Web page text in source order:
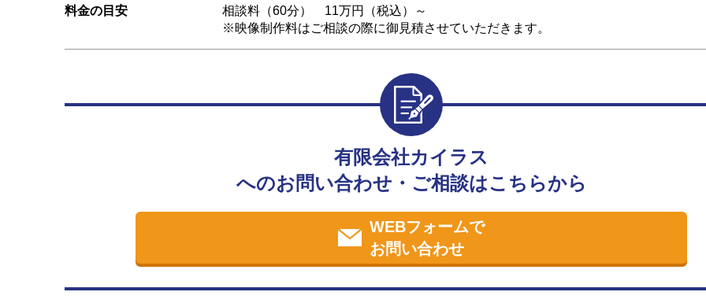
料金の目安
相談料（60分） 11万円（税込）～
※映像制作料はご相談の際に御見積させていただきます。
有限会社カイラス
へのお問い合わせ・ご相談はこちらから
WEBフォームで
お問い合わせ